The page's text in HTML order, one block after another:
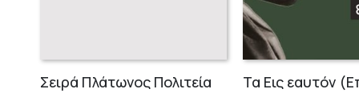
Σειρά Πλάτωνος Πολιτεία